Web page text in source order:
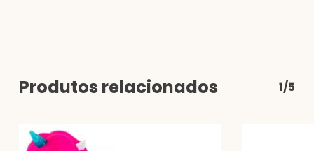
Produtos relacionados 1/5